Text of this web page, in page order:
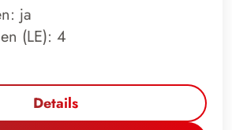
ja
(LE): 4
Details